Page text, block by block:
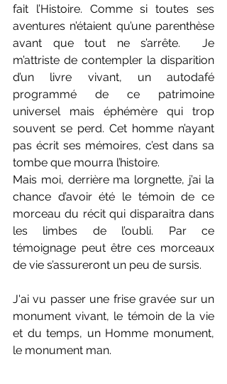
fait l’Histoire. Comme si toutes ses
aventures n’étaient qu’une parenthèse
avant que tout ne s’arrête.  Je
m’attriste de contempler la disparition
d’un livre vivant, un autodafé
programmé de ce patrimoine
universel mais éphémère qui trop
souvent se perd. Cet homme n’ayant
pas écrit ses mémoires, c’est dans sa
tombe que mourra l’histoire.
Mais moi, derrière ma lorgnette, j’ai la
chance d’avoir été le témoin de ce
morceau du récit qui disparaitra dans
les limbes de l’oubli. Par ce
témoignage peut être ces morceaux
de vie s’assureront un peu de sursis.
J'ai vu passer une frise gravée sur un
monument vivant, le témoin de la vie
et du temps, un Homme monument,
le monument man.